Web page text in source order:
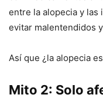
entre la alopecia y
evitar malentendidos
Así que ¿la alopecia
Mito 2: Solo